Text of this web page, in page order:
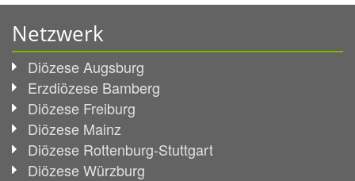
Netzwerk
Diözese Augsburg
Erzdiözese Bamberg
Diözese Freiburg
Diözese Mainz
Diözese Rottenburg-Stuttgart
Diözese Würzburg